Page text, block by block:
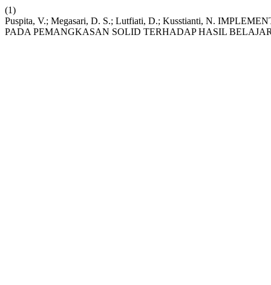
(1)
Puspita, V.; Megasari, D. S.; Lutfiati, D.; Kusstianti, N.
PADA PEMANGKASAN SOLID TERHADAP HASIL